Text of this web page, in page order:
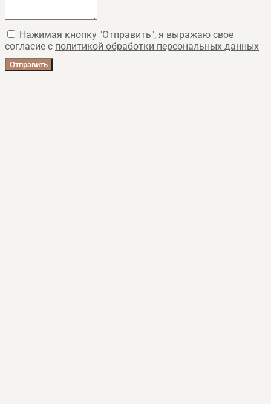
Нажимая кнопку "Отправить", я выражаю свое
согласие с политикой обработки персональных данных
Отправить